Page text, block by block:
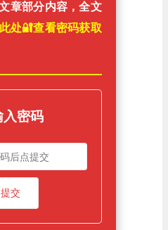
章部分内容，全文
处🔐️查看密码获取
入密码